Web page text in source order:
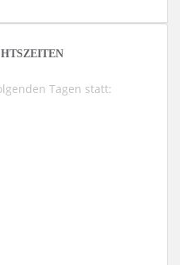
Tagen statt: